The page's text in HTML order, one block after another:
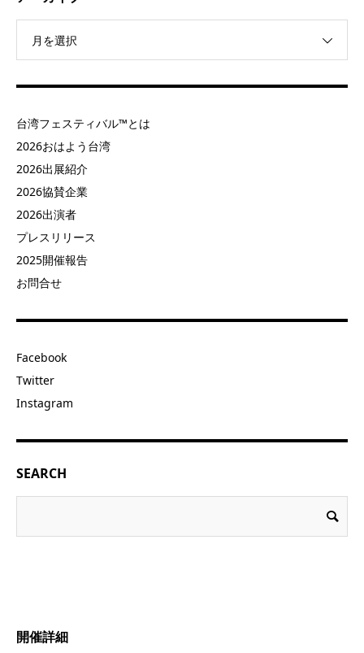
月を選択
台湾フェスティバル™とは
2026おはよう台湾
2026出展紹介
2026協賛企業
2026出演者
プレスリリース
2025開催報告
お問合せ
Facebook
Twitter
Instagram
SEARCH
開催詳細